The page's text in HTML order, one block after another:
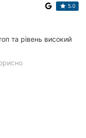
5.0
та рівень високий